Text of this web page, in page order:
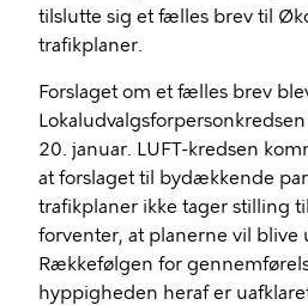
tilslutte sig et fælles brev til
trafikplaner.
Forslaget om et fælles brev
20. januar. LUFT-kredsen
at forslaget til bydækkende
trafikplaner ikke tager stilling
forventer, at planerne vil blive
Rækkefølgen for
hyppigheden heraf er